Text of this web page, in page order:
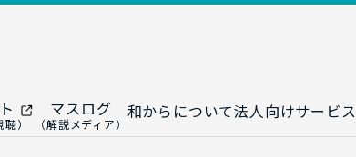
聴）
マスログ
（解説メディア）
和からについて法人向けサービス